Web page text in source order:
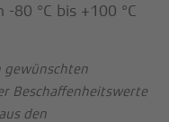
80 °C bis +100 °C
gewünschten
Beschaffenheitswerte
den